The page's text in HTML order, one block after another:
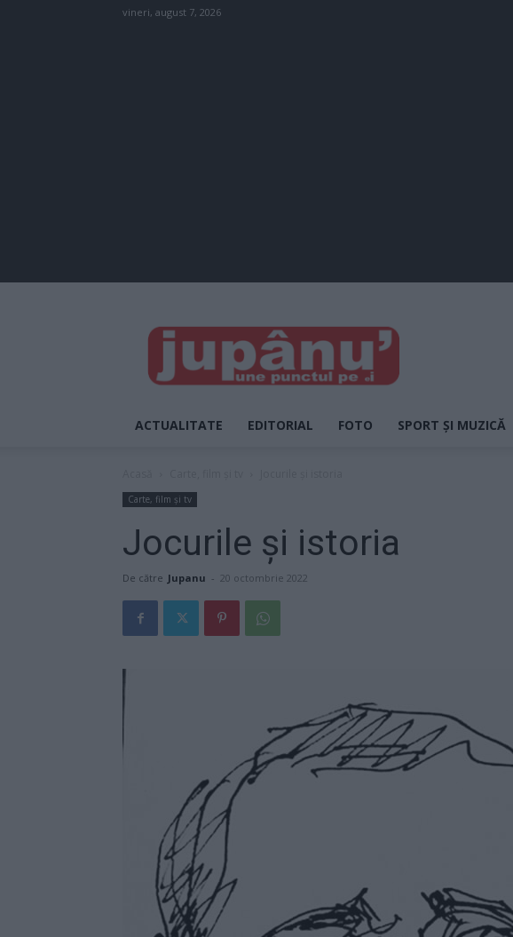
vineri, august 7, 2026
JUPÂNU'
ACTUALITATE EDITORIAL FOTO SPORT ȘI MUZICĂ
Carte, film și tv
Jocurile și istoria
De către Jupanu - 20 octombrie 2022